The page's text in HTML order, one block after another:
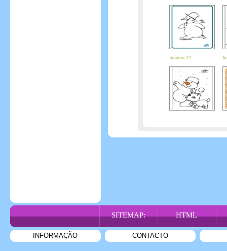
Inverno 22
SITEMAP: HTML
INFORMAÇÃO CONTACTO